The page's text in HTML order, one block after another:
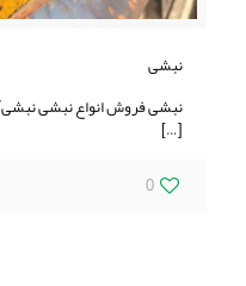
نبشی
نبشی فروش انواع نبشی نبشی7 گ5 شش متر در کارخانه 0*0*0 6
[…]
0